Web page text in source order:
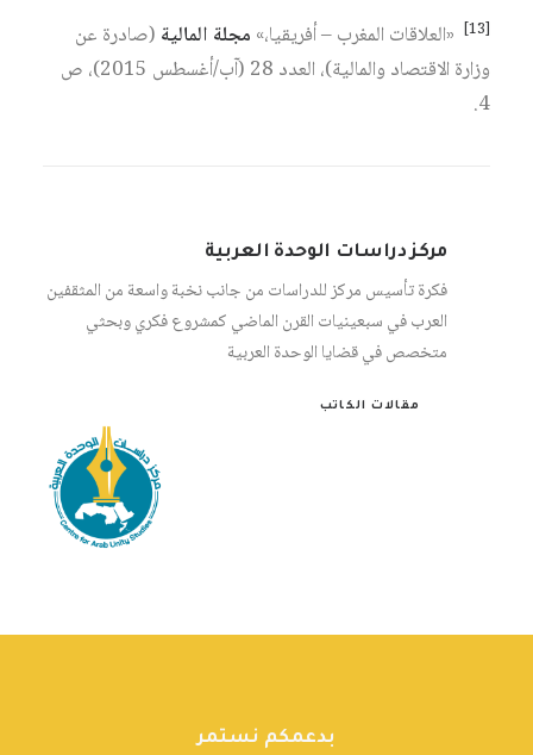
[13] «العلاقات المغرب – أفريقيا،» مجلة المالية (صادرة عن
وزارة الاقتصاد والمالية)، العدد 28 (آب/أغسطس 2015)، ص
4.
مركز دراسات الوحدة العربية
فكرة تأسيس مركز للدراسات من جانب نخبة واسعة من المثقفين
العرب في سبعينيات القرن الماضي كمشروع فكري وبحثي
متخصص في قضايا الوحدة العربية
مقالات الكاتب
بدعمكم نستمر